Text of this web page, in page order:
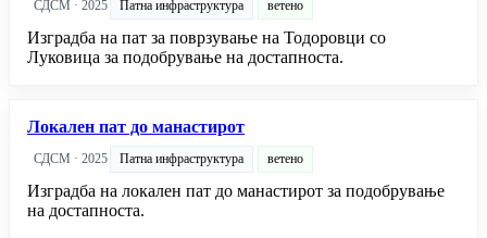
СДСМ · 2025 Патна инфраструктура ветено
Изградба на пат за поврзување на Тодоровци со
Луковица за подобрување на достапноста.
Локален пат до манастирот
СДСМ · 2025 Патна инфраструктура ветено
Изградба на локален пат до манастирот за подобрување
на достапноста.